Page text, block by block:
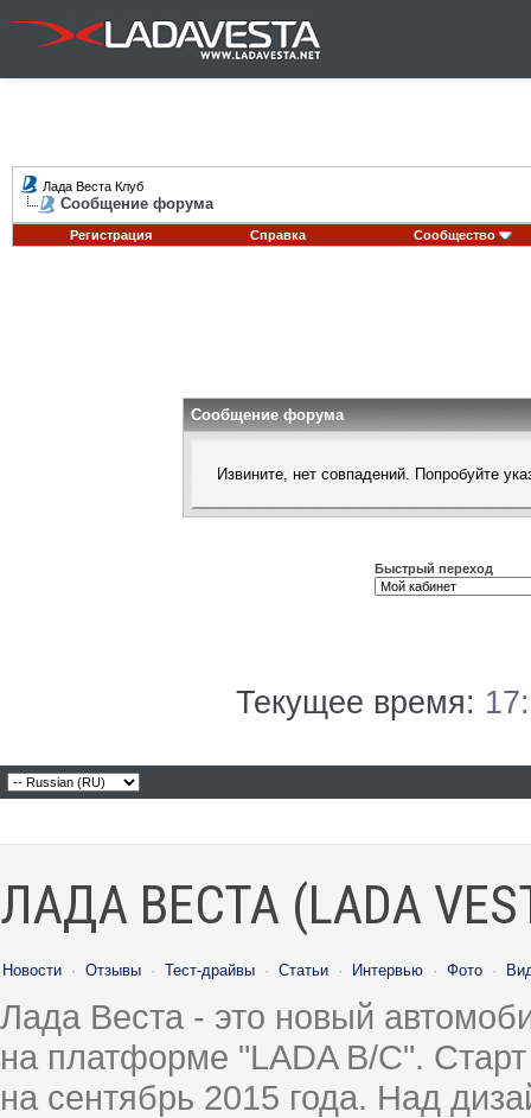
Лада Веста Клуб
Сообщение форума
Регистрация Справка Сообщество
Сообщение форума
Извините, нет совпадений. Попробуйте
Быстрый переход
Текущее время:
ЛАДА ВЕСТА (LADA
Новости · Отзывы · Тест-драйвы · Статьи · Интервью · Фото ·
Лада Веста - это новый
на платформе "LADA B/C".
на сентябрь 2015 года. Над